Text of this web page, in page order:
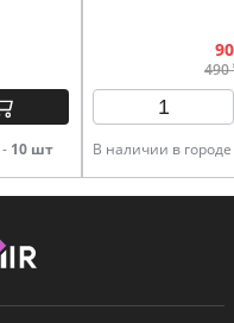
- 10 шт В наличии в городе